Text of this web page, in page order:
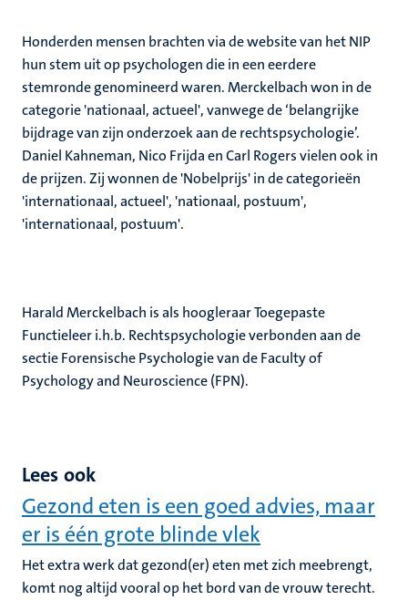
Honderden mensen brachten via de website van het NIP
hun stem uit op psychologen die in een eerdere
stemronde genomineerd waren. Merckelbach won in de
categorie 'nationaal, actueel', vanwege de ‘belangrijke
bijdrage van zijn onderzoek aan de rechtspsychologie’.
Daniel Kahneman, Nico Frijda en Carl Rogers vielen ook in
de prijzen. Zij wonnen de 'Nobelprijs' in de categorieën
'internationaal, actueel', 'nationaal, postuum',
'internationaal, postuum'.
Harald Merckelbach is als hoogleraar Toegepaste
Functieleer i.h.b. Rechtspsychologie verbonden aan de
sectie Forensische Psychologie van de Faculty of
Psychology and Neuroscience (FPN).
Lees ook
Gezond eten is een goed advies, maar
er is één grote blinde vlek
Het extra werk dat gezond(er) eten met zich meebrengt,
komt nog altijd vooral op het bord van de vrouw terecht.